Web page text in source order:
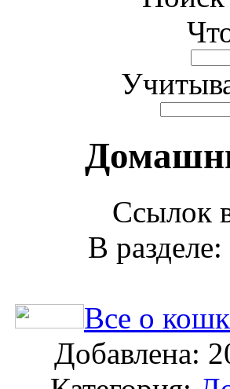
Ссылок
В разделе:
Все о
Добавлена: